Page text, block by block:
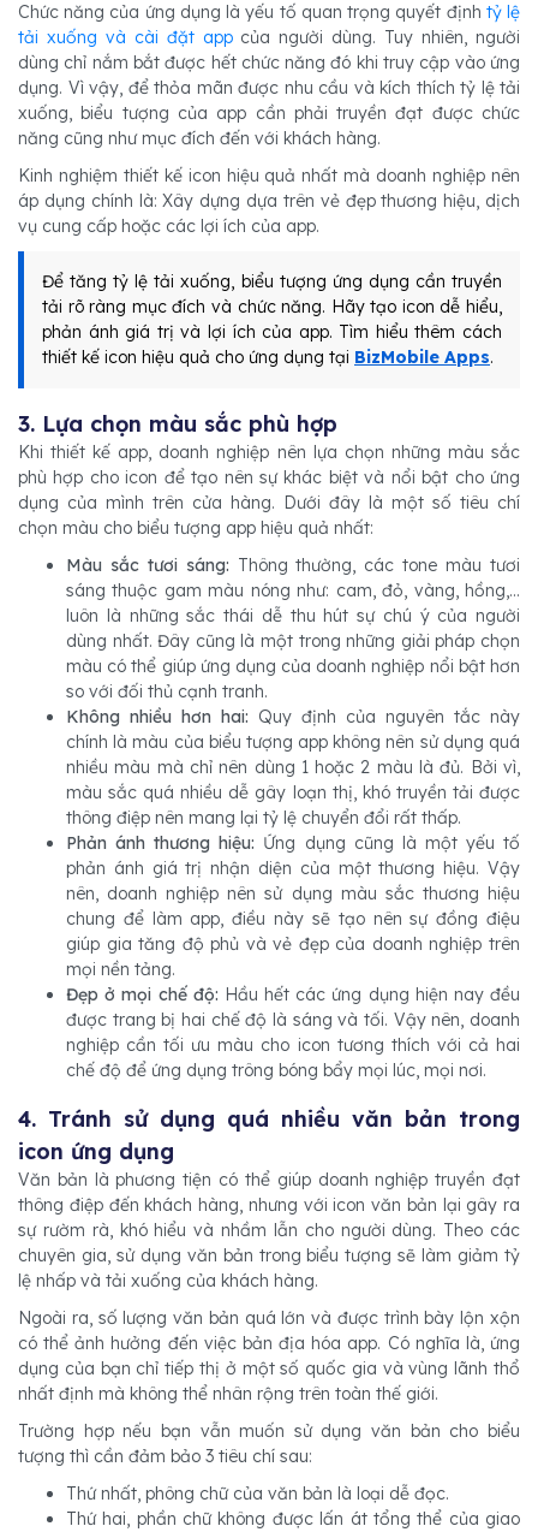
Chức năng của ứng dụng là yếu tố quan trọng quyết định tỷ lệ
tải xuống và cài đặt appcủa người dùng. Tuy nhiên, người
dùng chỉ nắm bắt được hết chức năng đó khi truy cập vào ứng
dụng. Vì vậy, để thỏa mãn được nhu cầu và kích thích tỷ lệ tải
xuống, biểu tượng của app cần phải truyền đạt được chức
năng cũng như mục đích đến với khách hàng.
Kinh nghiệm thiết kế icon hiệu quả nhất mà doanh nghiệp nên
áp dụng chính là: Xây dựng dựa trên vẻ đẹp thương hiệu, dịch
vụ cung cấp hoặc các lợi ích của app.
Để tăng tỷ lệ tải xuống, biểu tượng ứng dụng cần truyền
tải rõ ràng mục đích và chức năng. Hãy tạo icon dễ hiểu,
phản ánh giá trị và lợi ích của app. Tìm hiểu thêm cách
thiết kế icon hiệu quả cho ứng dụng tại BizMobile Apps.
3. Lựa chọn màu sắc phù hợp
Khi thiết kế app, doanh nghiệp nên lựa chọn những màu sắc
phù hợp cho icon để tạo nên sự khác biệt và nổi bật cho ứng
dụng của mình trên cửa hàng. Dưới đây là một số tiêu chí
chọn màu cho biểu tượng app hiệu quả nhất:
Màu sắc tươi sáng: Thông thường, các tone màu tươi
sáng thuộc gam màu nóng như: cam, đỏ, vàng, hồng,...
luôn là những sắc thái dễ thu hút sự chú ý của người
dùng nhất. Đây cũng là một trong những giải pháp chọn
màu có thể giúp ứng dụng của doanh nghiệp nổi bật hơn
so với đối thủ cạnh tranh.
Không nhiều hơn hai: Quy định của nguyên tắc này
chính là màu của biểu tượng app không nên sử dụng quá
nhiều màu mà chỉ nên dùng 1 hoặc 2 màu là đủ. Bởi vì,
màu sắc quá nhiều dễ gây loạn thị, khó truyền tải được
thông điệp nên mang lại tỷ lệ chuyển đổi rất thấp.
Phản ánh thương hiệu: Ứng dụng cũng là một yếu tố
phản ánh giá trị nhận diện của một thương hiệu. Vậy
nên, doanh nghiệp nên sử dụng màu sắc thương hiệu
chung để làm app, điều này sẽ tạo nên sự đồng điệu
giúp gia tăng độ phủ và vẻ đẹp của doanh nghiệp trên
mọi nền tảng.
Đẹp ở mọi chế độ: Hầu hết các ứng dụng hiện nay đều
được trang bị hai chế độ là sáng và tối. Vậy nên, doanh
nghiệp cần tối ưu màu cho icon tương thích với cả hai
chế độ để ứng dụng trông bóng bẩy mọi lúc, mọi nơi.
4. Tránh sử dụng quá nhiều văn bản trong
icon ứng dụng
Văn bản là phương tiện có thể giúp doanh nghiệp truyền đạt
thông điệp đến khách hàng, nhưng với icon văn bản lại gây ra
sự rườm rà, khó hiểu và nhầm lẫn cho người dùng. Theo các
chuyên gia, sử dụng văn bản trong biểu tượng sẽ làm giảm tỷ
lệ nhấp và tải xuống của khách hàng.
Ngoài ra, số lượng văn bản quá lớn và được trình bày lộn xộn
có thể ảnh hưởng đến việc bản địa hóa app. Có nghĩa là, ứng
dụng của bạn chỉ tiếp thị ở một số quốc gia và vùng lãnh thổ
nhất định mà không thể nhân rộng trên toàn thế giới.
Trường hợp nếu bạn vẫn muốn sử dụng văn bản cho biểu
tượng thì cần đảm bảo 3 tiêu chí sau:
Thứ nhất, phông chữ của văn bản là loại dễ đọc.
Thứ hai, phần chữ không được lấn át tổng thể của giao